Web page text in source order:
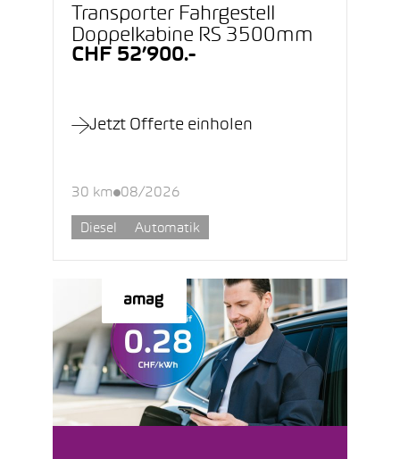
Transporter Fahrgestell
Doppelkabine RS 3500mm
CHF 52’900.-
Jetzt Offerte einholen
30 km 08/2026
Diesel Automatik